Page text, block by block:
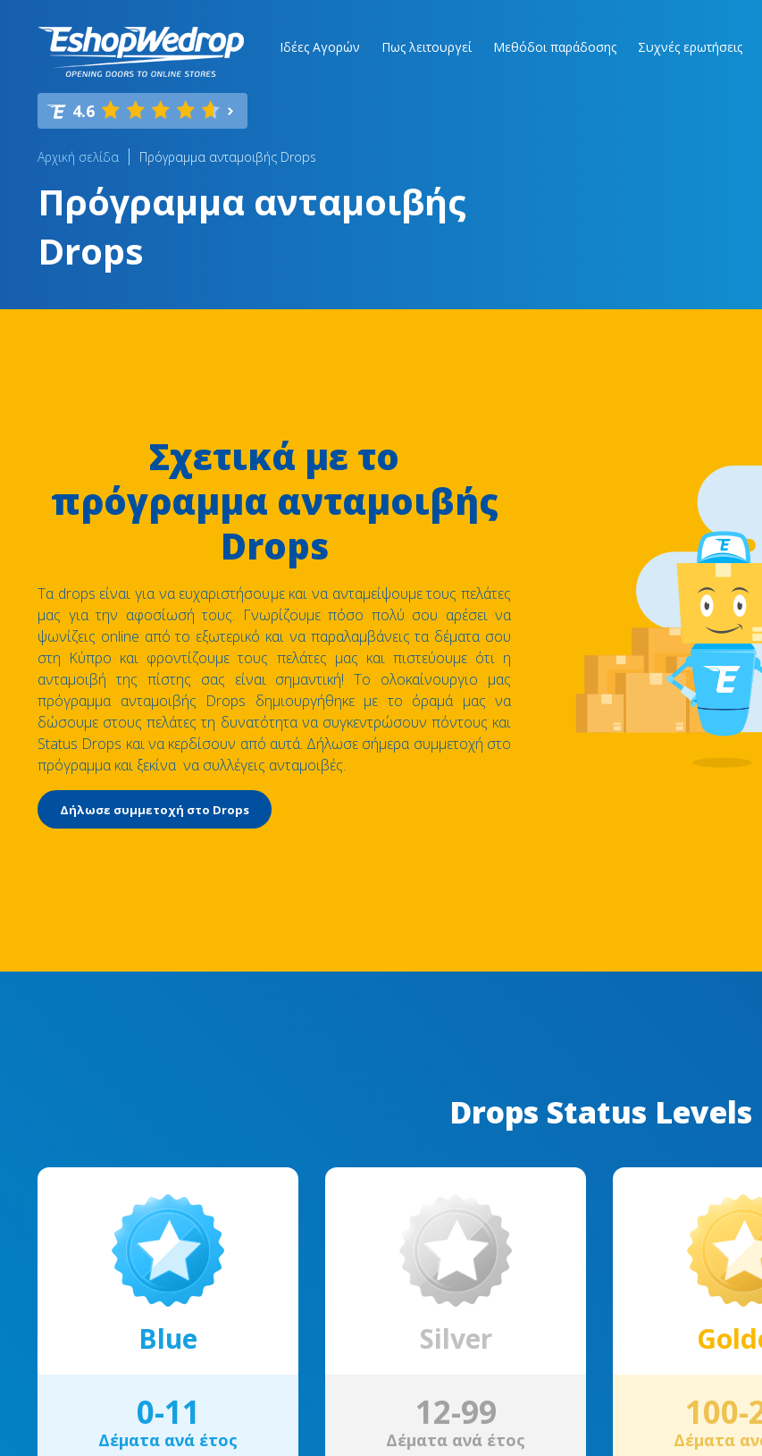
Ιδέες Αγορών Πως λειτουργεί Μεθόδοι παράδοσης Συχνές ερωτήσεις
4.6
Αρχική σελίδα Πρόγραμμα ανταμοιβής Drops
Πρόγραμμα ανταμοιβής
Drops
Σχετικά με το
πρόγραμμα ανταμοιβής
Drops
Τα drops είναι για να ευχαριστήσουμε και να ανταμείψουμε τους πελάτες
μας για την αφοσίωσή τους. Γνωρίζουμε πόσο πολύ σου αρέσει να
ψωνίζεις online από το εξωτερικό και να παραλαμβάνεις τα δέματα σου
στη Kύπρο και φροντίζουμε τους πελάτες μας και πιστεύουμε ότι η
ανταμοιβή της πίστης σας είναι σημαντική! Το ολοκαίνουργιο μας
πρόγραμμα ανταμοιβής Drops δημιουργήθηκε με το όραμά μας να
δώσουμε στους πελάτες τη δυνατότητα να συγκεντρώσουν πόντους και
Status Drops και να κερδίσουν από αυτά. Δήλωσε σήμερα συμμετοχή στο
πρόγραμμα και ξεκίνα να συλλέγεις ανταμοιβές.
Δήλωσε συμμετοχή στο Drops
Drops Status Levels
Blue
0-11
Δέματα ανά έτος
Silver
12-99
Δέματα ανά έτος
100-
Δέματα